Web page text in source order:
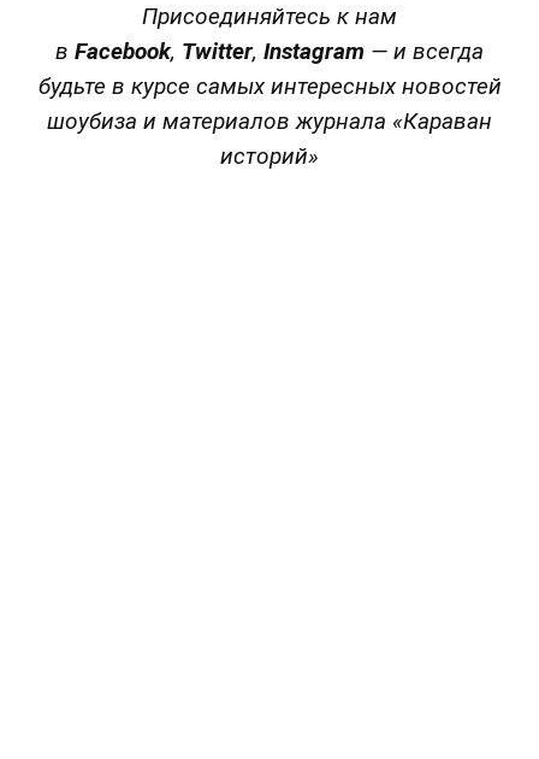
Присоединяйтесь к нам
в Facebook, Twitter, Instagram — и всегда
будьте в курсе самых интересных новостей
шоубиза и материалов журнала «Караван
историй»